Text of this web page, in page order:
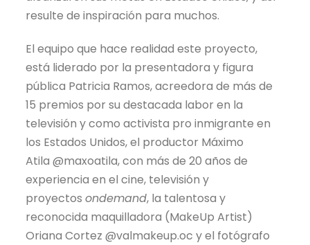
resulte de inspiración para muchos.
El equipo que hace realidad este proyecto,
está liderado por la presentadora y figura
pública Patricia Ramos, acreedora de más de
15 premios por su destacada labor en la
televisión y como activista pro inmigrante en
los Estados Unidos, el productor Máximo
Atila @maxoatila, con más de 20 años de
experiencia en el cine, televisión y
proyectosondemand, la talentosa y
reconocida maquilladora (MakeUp Artist)
Oriana Cortez @valmakeup.oc y el fotógrafo